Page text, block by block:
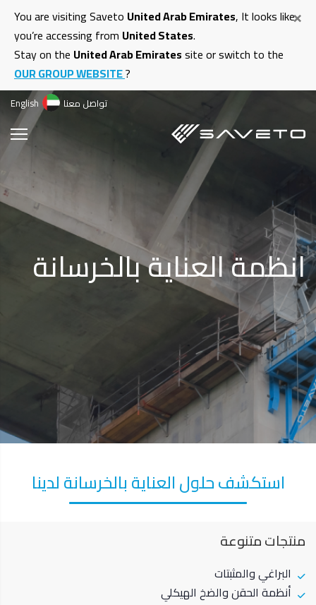
You are visiting Saveto United Arab Emirates, It looks like
you’re accessing from United States.
Stay on the United Arab Emiratessite or switch to the
OUR GROUP WEBSITE?
×
تواصل معنا English
انظمة العناية بالخرسانة
استكشف حلول العناية بالخرسانة لدينا
منتجات متنوعة
البراغي والمثبتات
أنظمة الحقن والضخ الهيكلي